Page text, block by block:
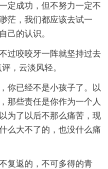
定成功，但不努力一定不
茫，我们都应该去试一
己的认识。
过咬咬牙一阵就坚持过去
，云淡风轻。
你已经不是小孩子了。以
那些责任是你作为一个人
为了以后不那么痛苦，现
么大不了的，也没什么痛
复返的，不可多得的青